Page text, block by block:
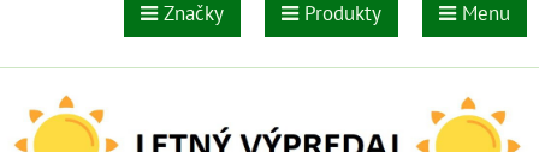
Značky Produkty Menu